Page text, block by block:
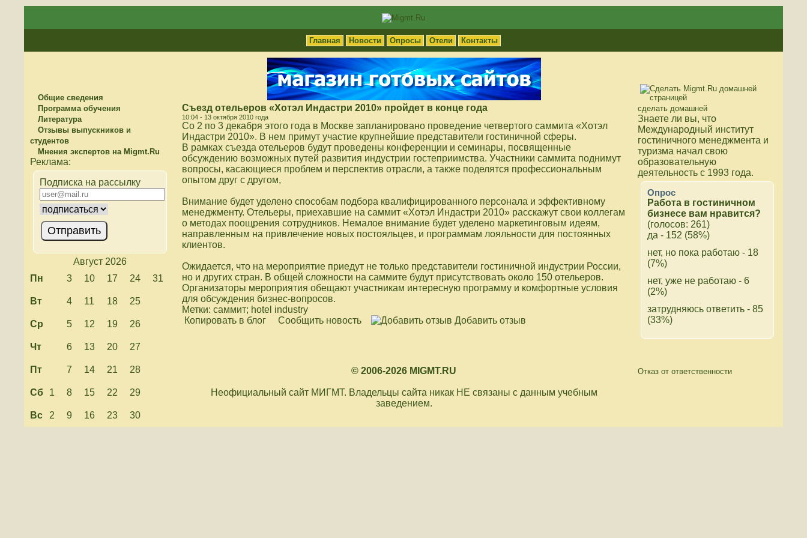
Главная Новости Опросы Отели Контакты
Общие сведения
Программа обучения
Литература
Отзывы выпускников и
студентов
Мнения экспертов на Migmt.Ru
Подписка на рассылку
Август 2026
Пн
3 10 17 24 31
Вт 4 11 18 25
Ср 5 12 19 26
Чт 6 13 20 27
Пт 7 14 21 28
Сб 1 8 15 22 29
Вс 2 9 16 23 30
Съезд отельеров «Хотэл Индастри 2010» пройдет в конце года
10:04 - 13 октября 2010 года
Со 2 по 3 декабря этого года в Москве запланировано проведение четвертого саммита «Хотэл
Индастри 2010». В нем примут участие крупнейшие представители гостиничной сферы.
В рамках съезда отельеров будут проведены конференции и семинары, посвященные
обсуждению возможных путей развития индустрии гостеприимства. Участники саммита поднимут
вопросы, касающиеся проблем и перспектив отрасли, а также поделятся профессиональным
опытом друг с другом,
Внимание будет уделено способам подбора квалифицированного персонала и эффективному
менеджменту. Отельеры, приехавшие на саммит «Хотэл Индастри 2010» расскажут свои коллегам
о методах поощрения сотрудников. Немалое внимание будет уделено маркетинговым идеям,
направленным на привлечение новых постояльцев, и программам лояльности для постоянных
клиентов.
Ожидается, что на мероприятие приедут не только представители гостиничной индустрии России,
но и других стран. В общей сложности на саммите будут присутствовать около 150 отельеров.
Организаторы мероприятия обещают участникам интересную программу и комфортные условия
для обсуждения бизнес-вопросов.
Метки: саммит; hotel industry
Копировать в блог
Сообщить новость Добавить отзыв
сделать домашней
Знаете ли вы, что
Международный институт
гостиничного менеджмента и
туризма начал свою
образовательную
деятельность с 1993 года.
Опрос
Работа в гостиничном
бизнесе вам нравится?
(голосов: 261)
да - 152 (58%)
нет, но пока работаю - 18
(7%)
нет, уже не работаю - 6
(2%)
затрудняюсь ответить - 85
(33%)
© 2006-2026 MIGMT.RU
Неофициальный сайт МИГМТ. Владельцы сайта никак НЕ связаны с данным учебным
заведением.
Отказ от ответственности